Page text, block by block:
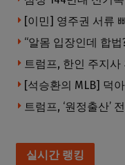
“알몸 입장인데 합법
실시간 랭킹